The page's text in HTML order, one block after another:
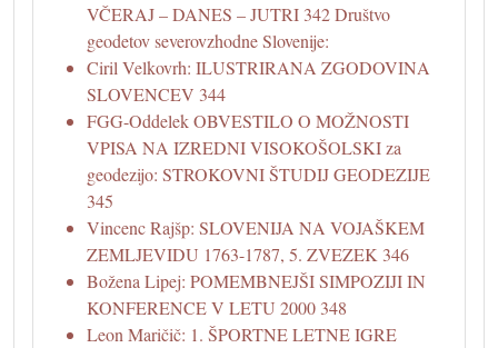
VČERAJ – DANES – JUTRI 342 Društvo
geodetov severovzhodne Slovenije:
Ciril Velkovrh: ILUSTRIRANA ZGODOVINA
SLOVENCEV 344
FGG-Oddelek OBVESTILO O MOŽNOSTI
VPISA NA IZREDNI VISOKOŠOLSKI za
geodezijo: STROKOVNI ŠTUDIJ GEODEZIJE
345
Vincenc Rajšp: SLOVENIJA NA VOJAŠKEM
ZEMLJEVIDU 1763-1787, 5. ZVEZEK 346
Božena Lipej: POMEMBNEJŠI SIMPOZIJI IN
KONFERENCE V LETU 2000 348
Leon Maričič: 1. ŠPORTNE LETNE IGRE